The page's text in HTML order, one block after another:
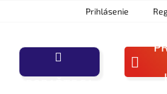
Prihlásenie